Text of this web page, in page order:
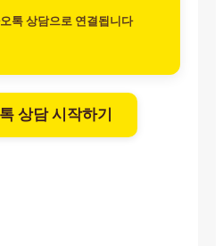
톡 상담으로 연결됩니다
상담 시작하기